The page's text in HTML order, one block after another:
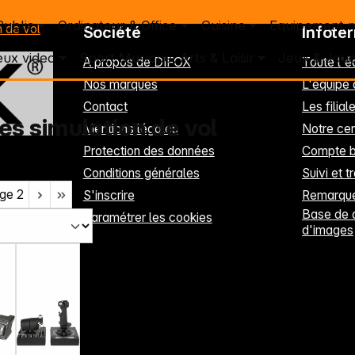
Ordinateur & Office Cuisine Equipement
video Sport Musique, Arts & Loisir Jeux &
de vol
simulation de vol
2
Société
A propos de DIFOX
Nos marques
Contact
Mentions légales
Protection des données
Conditions générales
S'inscrire
Paramétrer les cookies
Toute
L'équipe
Les
Notre
Compte
Suivi et
Base de
d'images